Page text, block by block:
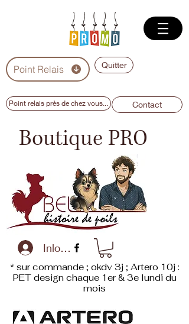
Point Relais Quitter
Point relais près de chez vous... Contact
Boutique PRO
Inloggen
* sur commande ; okdv 3j ; Artero 10j :
PET designchaque 1er & 3e lundi du
mois